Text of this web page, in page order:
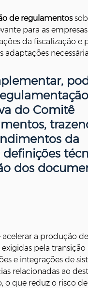
de regulamentos
para as
da fiscalização
adaptações
do Comitê
da
definições
dos
a produção
exigidas pela
e integrações de
relacionadas ao
o que reduz o risco